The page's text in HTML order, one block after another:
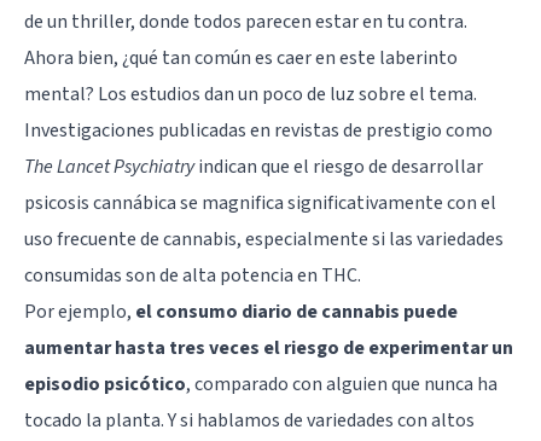
de un thriller, donde todos parecen estar en tu contra.
Ahora bien, ¿qué tan común es caer en este laberinto
mental? Los estudios dan un poco de luz sobre el tema.
Investigaciones publicadas en revistas de prestigio como
The Lancet Psychiatryindican que el riesgo de desarrollar
psicosis cannábica se magnifica significativamente con el
uso frecuente de cannabis, especialmente si las variedades
consumidas son de alta potencia en THC.
Por ejemplo, el consumo diario de cannabis puede
aumentar hasta tres veces el riesgo de experimentar un
episodio psicótico, comparado con alguien que nunca ha
tocado la planta. Y si hablamos de variedades con altos